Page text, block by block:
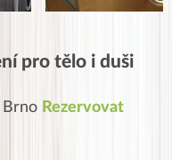
pro tělo i duši
Brno Rezervovat